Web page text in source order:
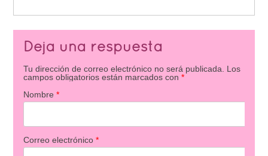
Deja una respuesta
Tu dirección de correo electrónico no será publicada.
Los
campos obligatorios están marcados con *
Nombre *
Correo electrónico *